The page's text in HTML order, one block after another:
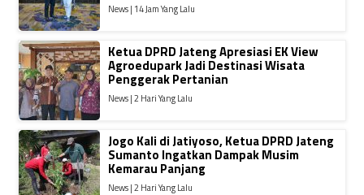
News | 14 Jam Yang Lalu
Ketua DPRD Jateng Apresiasi EK View
Agroedupark Jadi Destinasi Wisata
Penggerak Pertanian
News | 2 Hari Yang Lalu
Jogo Kali di Jatiyoso, Ketua DPRD Jateng
Sumanto Ingatkan Dampak Musim
Kemarau Panjang
News | 2 Hari Yang Lalu